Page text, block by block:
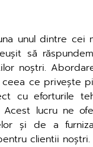
unul dintre cei
să
noștri.
ce privește
cu eforturile
Acest lucru ne
și de a
clientii noștri.